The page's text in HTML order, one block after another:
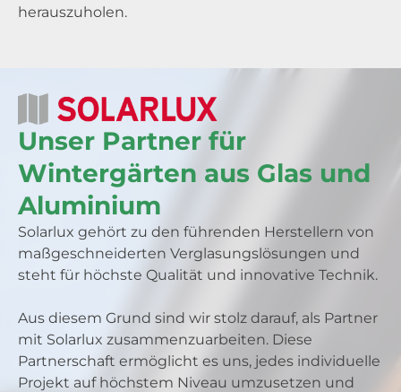
herauszuholen.
Unser Partner für
Wintergärten aus Glas und
Aluminium
Solarlux gehört zu den führenden Herstellern von
maßgeschneiderten Verglasungslösungen und
steht für höchste Qualität und innovative Technik.
Aus diesem Grund sind wir stolz darauf, als Partner
mit Solarlux zusammenzuarbeiten. Diese
Partnerschaft ermöglicht es uns, jedes individuelle
Projekt auf höchstem Niveau umzusetzen und